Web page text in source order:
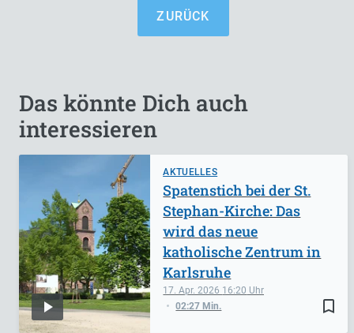
ZURÜCK
Das könnte Dich auch
interessieren
AKTUELLES
bookmark_border
17. Apr. 2026 16:20
02:27 Min.
Spatenstich bei der St.
Stephan-Kirche: Das
wird das neue
katholische Zentrum in
Karlsruhe